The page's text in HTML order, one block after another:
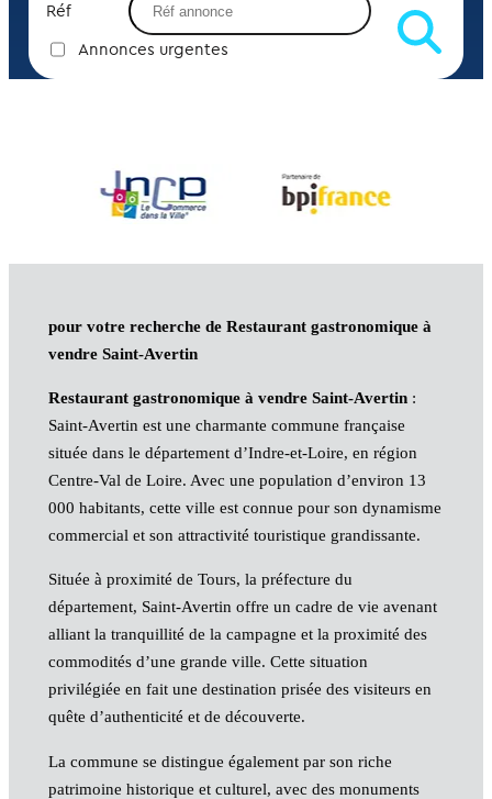
Réf
Annonces urgentes
pour votre recherche de Restaurant gastronomique à
vendre Saint-Avertin
Restaurant gastronomique à vendre Saint-Avertin:
Saint-Avertin est une charmante commune française
située dans le département d’Indre-et-Loire, en région
Centre-Val de Loire. Avec une population d’environ 13
000 habitants, cette ville est connue pour son dynamisme
commercial et son attractivité touristique grandissante.
Située à proximité de Tours, la préfecture du
département, Saint-Avertin offre un cadre de vie avenant
alliant la tranquillité de la campagne et la proximité des
commodités d’une grande ville. Cette situation
privilégiée en fait une destination prisée des visiteurs en
quête d’authenticité et de découverte.
La commune se distingue également par son riche
patrimoine historique et culturel, avec des monuments